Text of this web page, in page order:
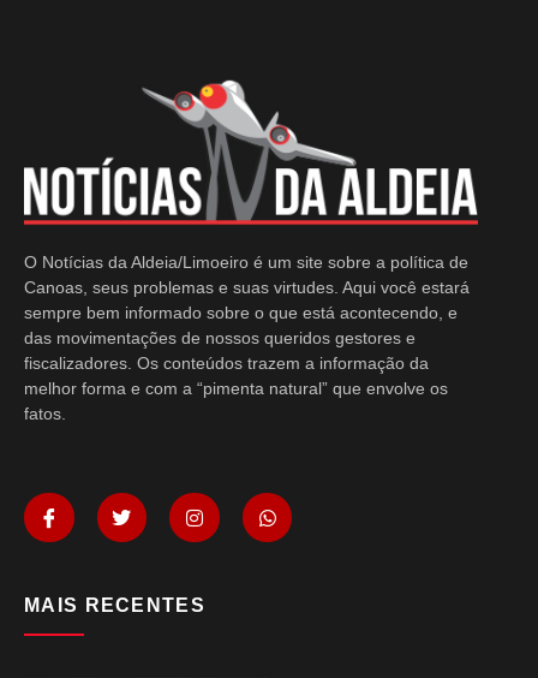
O Notícias da Aldeia/Limoeiro é um site sobre a política de
Canoas, seus problemas e suas virtudes. Aqui você estará
sempre bem informado sobre o que está acontecendo, e
das movimentações de nossos queridos gestores e
fiscalizadores. Os conteúdos trazem a informação da
melhor forma e com a “pimenta natural” que envolve os
fatos.
MAIS RECENTES